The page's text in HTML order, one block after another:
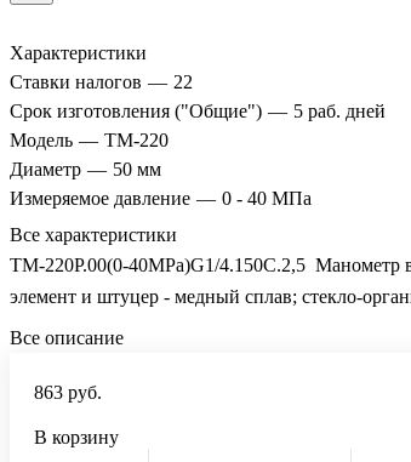
Характеристики
Ставки налогов — 22
Срок изготовления ("Общие") — 5 раб. дней
Модель — ТМ-220
Диаметр — 50 мм
Измеряемое давление — 0 - 40 МПа
Все характеристики
ТМ-220Р.00(0-40MPa)G1/4.150C.2,5 Манометр
элемент и штуцер - медный сплав; стекло-
Все описание
863 руб.
В корзину